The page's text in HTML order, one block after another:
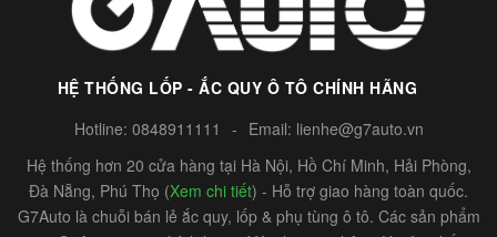
HỆ THỐNG LỐP - ẮC QUY Ô TÔ CHÍNH HÃNG
Hotline: 0848911111 - Email: lienhe@g7auto.vn
Hệ thống hơn 20 cửa hàng tại Hà Nội, Hồ Chí Minh, Hải Phòng,
Đà Nẵng, Phú Thọ (Xem chi tiết) - Hỗ trợ giao hàng toàn quốc.
G7Auto là chuỗi bán lẻ ắc quy, lốp & phụ tùng ô tô. Các sản phẩm